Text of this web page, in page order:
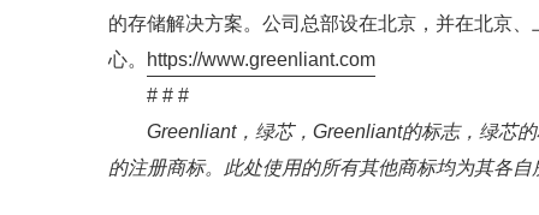
的存储解决方案。公司总部设在北京，并在北京
心。
https://www.greenliant.com
# # #
Greenliant，绿芯，Greenliant的标志，绿芯
的注册商标。此处使用的所有其他商标均为其各自